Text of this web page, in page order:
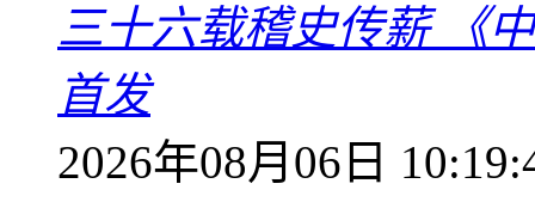
三十六载稽史传薪 《
首发
2026年08月06日